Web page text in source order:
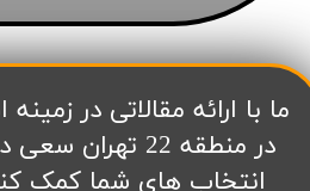
​ما با ارائه مقالاتی در
در منطقه 22
انتخاب های شما کمک